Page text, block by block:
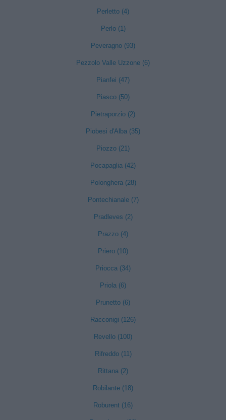
Perletto (4)
Perlo (1)
Peveragno (93)
Pezzolo Valle Uzzone (6)
Pianfei (47)
Piasco (50)
Pietraporzio (2)
Piobesi d'Alba (35)
Piozzo (21)
Pocapaglia (42)
Polonghera (28)
Pontechianale (7)
Pradleves (2)
Prazzo (4)
Priero (10)
Priocca (34)
Priola (6)
Prunetto (6)
Racconigi (126)
Revello (100)
Rifreddo (11)
Rittana (2)
Robilante (18)
Roburent (16)